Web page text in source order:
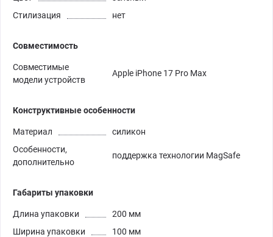
Стилизация
нет
Совместимость
Совместимые
модели устройств
Apple iPhone 17 Pro Max
Конструктивные особенности
Материал
силикон
Особенности,
дополнительно
поддержка технологии MagSafe
Габариты упаковки
Длина упаковки
200 мм
Ширина упаковки
100 мм